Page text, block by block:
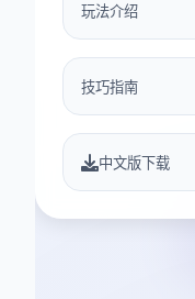
玩法介绍
技巧指南
中文版下载